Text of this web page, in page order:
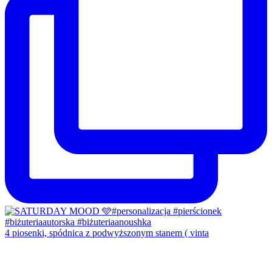
4 piosenki, spódnica z podwyższonym stanem ( vinta